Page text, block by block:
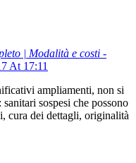
| Modalità e costi -
At 17:11
ampliamenti, non si
sospesi che possono
cura dei dettagli, originalità